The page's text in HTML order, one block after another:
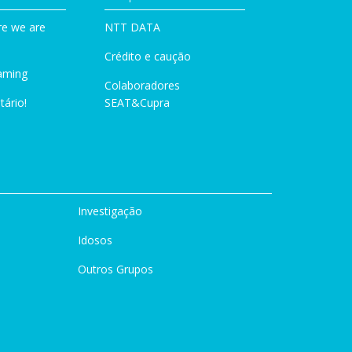
we are
NTT DATA
Crédito e caução
Colaboradores
SEAT&Cupra
Investigação
Idosos
Outros Grupos